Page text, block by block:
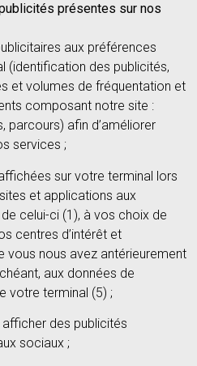
présentes sur nos
aux préférences
(identification des publicités,
et volumes de fréquentation et
composant notre site :
parcours) afin d’améliorer
services ;
sur votre terminal lors
et applications aux
celui-ci (1), à vos choix de
centres d’intérêt et
vous nous avez antérieurement
aux données de
votre terminal (5) ;
des publicités
sociaux ;